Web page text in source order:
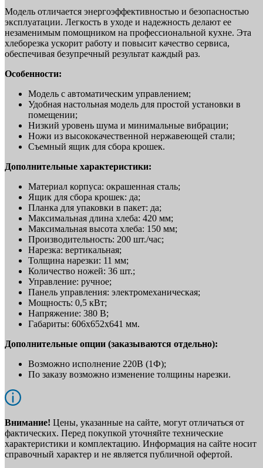
Модель отличается энергоэффективностью и безопасностью
эксплуатации. Легкость в уходе и надежность делают ее
незаменимым помощником на профессиональной кухне. Эта
хлеборезка ускорит работу и повысит качество сервиса,
обеспечивая безупречный результат каждый раз.
Особенности:
Модель с автоматическим управлением;
Удобная настольная модель для простой установки в
помещении;
Низкий уровень шума и минимальные вибрации;
Ножи из высококачественной нержавеющей стали;
Съемный ящик для сбора крошек.
Дополнительные характеристики:
Материал корпуса: окрашенная сталь;
Ящик для сбора крошек: да;
Планка для упаковки в пакет: да;
Максимальная длина хлеба: 420 мм;
Максимальная высота хлеба: 150 мм;
Производительность: 200 шт./час;
Нарезка: вертикальная;
Толщина нарезки: 11 мм;
Количество ножей: 36 шт.;
Управление: ручное;
Панель управления: электромеханическая;
Мощность: 0,5 кВт;
Напряжение: 380 В;
Габариты: 606х652х641 мм.
Дополнительные опции (заказываются отдельно):
Возможно исполнение 220В (1Ф);
По заказу возможно изменение толщины нарезки.
Внимание! Цены, указанные на сайте, могут отличаться от
фактических. Перед покупкой уточняйте технические
характеристики и комплектацию. Информация на сайте носит
справочный характер и не является публичной офертой.